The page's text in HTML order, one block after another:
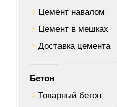
Цемент навалом
Цемент в мешках
Доставка цемента
Бетон
Товарный бетон